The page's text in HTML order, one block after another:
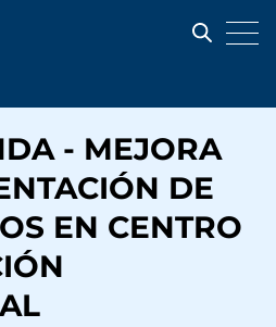
- MEJORA
DE
EN CENTRO